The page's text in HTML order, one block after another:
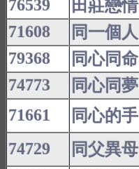
76539 田莊戀情
71608 同一個人
79368 同心同命
74773 同心同夢
71661 同心的手
74729 同父異母